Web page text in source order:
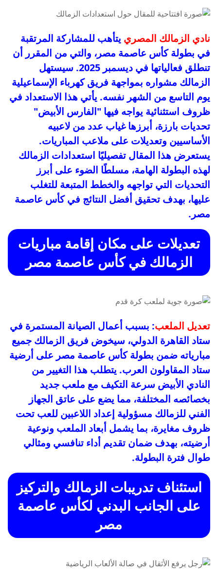
نادي الزمالك المصري يتأهب للمشاركة المرتقبة
في بطولة كأس عاصمة مصر، والتي من المقرر أن
تنطلق فعالياتها في ديسمبر 2025. سيستهل
الزمالك مشواره بمواجهة فريق كهرباء الإسماعيلية
يوم التاسع من الشهر نفسه. يأتي هذا الاستعداد في
ظروف استثنائية يواجه فيها "الفارس الأبيض"
تحديات بارزة، أبرزها غياب عدد من لاعبيه
الأساسيين وتعديلات على ملاعب المباريات.
يستعرض هذا المقال تفصيليًا استعدادات الزمالك
لهذه البطولة الهامة، مسلطًا الضوء على أبرز
التحديات التي تواجهه والخطط المتبعة للتغلب
عليها، بهدف تحقيق أفضل النتائج في كأس عاصمة
مصر.
تعديلات على مكان إقامة مباريات
الزمالك في كأس عاصمة مصر
تعديل الملعب: بسبب أعمال الصيانة المستمرة في
ستاد القاهرة الدولي، سيخوض فريق الزمالك جميع
مبارياته ضمن بطولة كأس عاصمة مصر على أرضية
ستاد المقاولون العرب. يتطلب هذا التغيير من
النادي الأبيض سرعة التكيف مع ملعب جديد
بخصائصه المختلفة، مما يضع على عاتق الجهاز
الفني للزمالك مسؤولية إعداد اللاعبين للعب تحت
ظروف مغايرة، بما يشمل أبعاد الملعب ونوعية
أرضيته، بهدف ضمان تقديم أداء تنافسي ومثالي
طوال فترة البطولة.
استئناف تدريبات الزمالك والتركيز
على الجانب البدني لكأس عاصمة
مصر